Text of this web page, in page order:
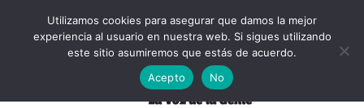
Utilizamos cookies para asegurar que damos la mejor
experiencia al usuario en nuestra web. Si sigues utilizando
este sitio asumiremos que estás de acuerdo.
Acepto
No